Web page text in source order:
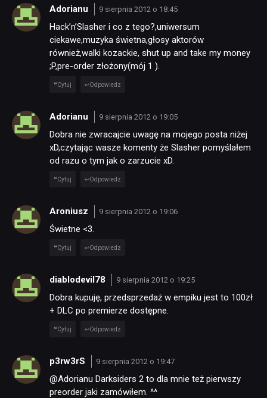
RECENZJE
PUBLICYSTYKA
KULTURA
RETRO
TECHNOLOGIE
DYSKUSJE
SKLEP
Adorianu 9 sierpnia 2012 o 18:45
Hack’n’Slasher i co z tego?,uniwersum
ciekawe,muzyka świetna,głosy aktorów
również,walki kozackie, shut up and take my money
;P,pre-order złożony(mój 1 ).
Cytuj Odpowiedz
Adorianu 9 sierpnia 2012 o 19:05
Dobra nie zwracajcie uwagę na mojego posta niżej
xD,czytając wasze komenty że Slasher pomyślałem
od razu o tym jak o zarzucie xD.
Cytuj Odpowiedz
Aroniusz 9 sierpnia 2012 o 19:06
Świetne <3.
Cytuj Odpowiedz
diablodevil78 9 sierpnia 2012 o 19:25
Dobra kupuję, przedsprzedaż w empiku jest to 100zł
+ DLC po premierze dostępne.
Cytuj Odpowiedz
p3rw3rS 9 sierpnia 2012 o 19:47
@Adorianu Darksiders 2 to dla mnie też pierwszy
preorder jaki zamówiłem. ^^